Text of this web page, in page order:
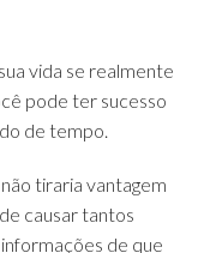
vida se realmente
pode ter sucesso
de tempo.
tiraria vantagem
causar tantos
de que